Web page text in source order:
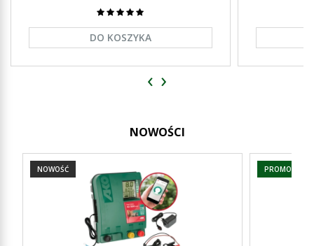
DO KOSZYKA
‹ ›
NOWOŚCI
NOWOŚĆ PROMOCJA